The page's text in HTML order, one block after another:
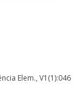
Elem., V1(1):046